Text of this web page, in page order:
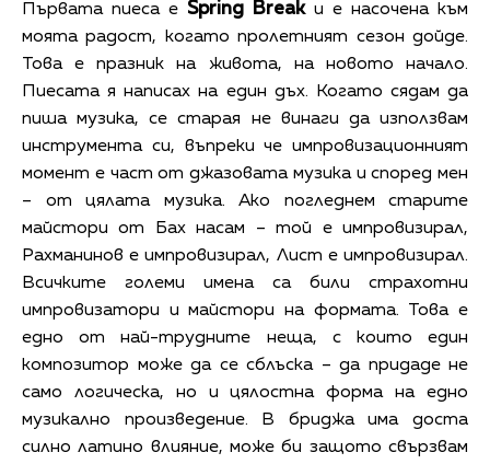
Първата пиеса е Spring Breakи е насочена към
моята радост, когато пролетният сезон дойде.
Това е празник на живота, на новото начало.
Пиесата я написах на един дъх. Когато сядам да
пиша музика, се старая не винаги да използвам
инструмента си, въпреки че импровизационният
момент е част от джазовата музика и според мен
– от цялата музика. Ако погледнем старите
майстори от Бах насам – той е импровизирал,
Рахманинов е импровизирал, Лист е импровизирал.
Всичките големи имена са били страхотни
импровизатори и майстори на формата. Това е
едно от най-трудните неща, с които един
композитор може да се сблъска – да придаде не
само логическа, но и цялостна форма на едно
музикално произведение. В бриджа има доста
силно латино влияние, може би защото свързвам